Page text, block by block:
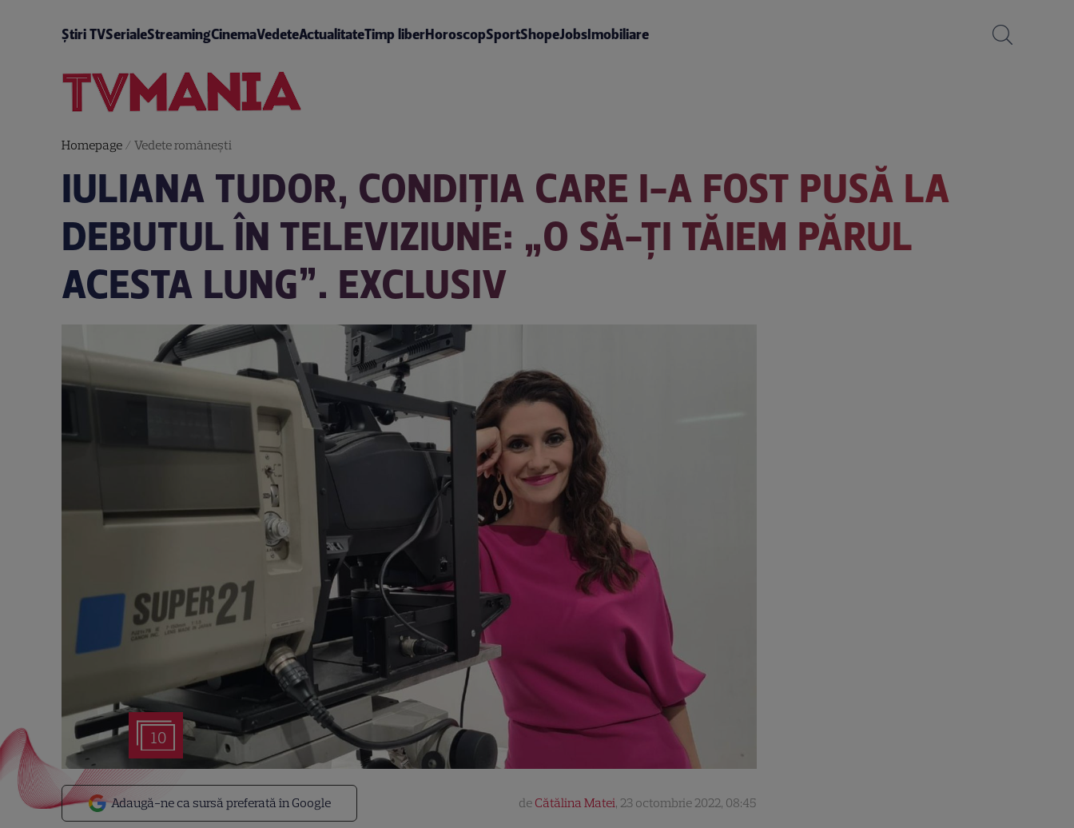
Știri TVSerialeStreamingCinemaVedeteActualitateTimp liberHoroscopSportShopeJobsImobiliare
Homepage/ Vedete româneşti
IULIANA TUDOR, CONDIȚIA CARE I-A FOST PUSĂ LA
DEBUTUL ÎN TELEVIZIUNE: „O SĂ-ȚI TĂIEM PĂRUL
ACESTA LUNG”. EXCLUSIV
10
Adaugă-ne ca sursă preferată în Google de Cătălina Matei, 23 octombrie 2022, 08:45